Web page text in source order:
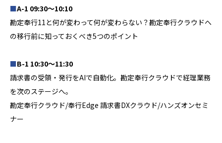
■A-1 09:30～10:10
勘定奉行11と何が変わって何が変わらない？勘定奉行クラウドへ
の移行前に知っておくべき5つのポイント
■B-1 10:30～11:30
請求書の受領・発行をAIで自動化。勘定奉行クラウドで経理業務
を次のステージへ。
勘定奉行クラウド/奉行Edge 請求書DXクラウド/ハンズオンセミ
ナー